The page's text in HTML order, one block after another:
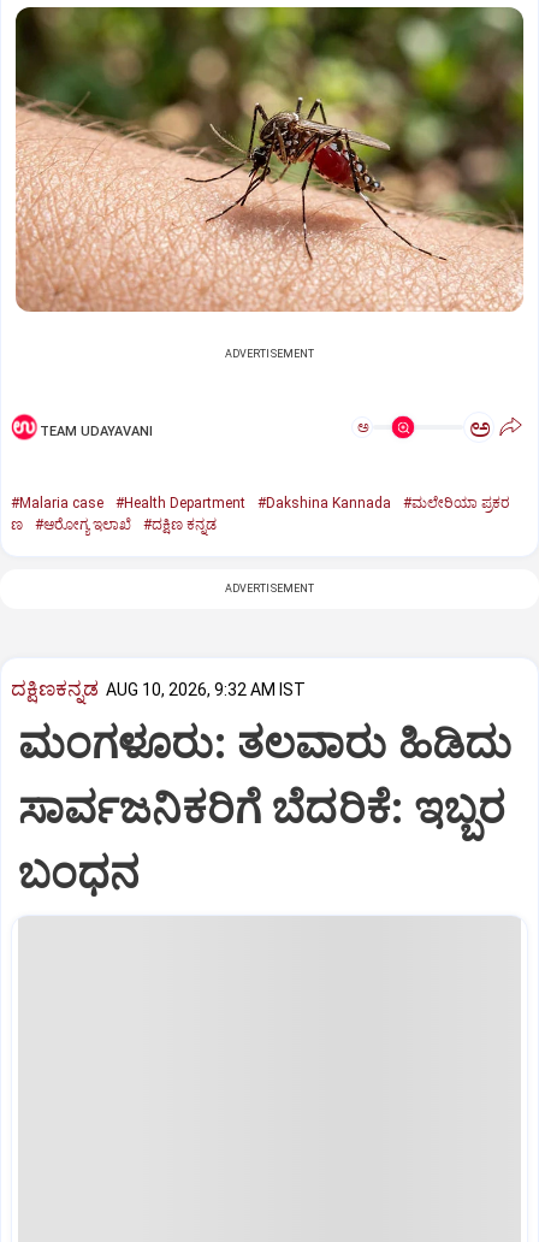
ADVERTISEMENT
TEAM UDAYAVANI ಅ ಅ
#Malaria case #Health Department #Dakshina Kannada
#ಮಲೇರಿಯಾ ಪ್ರಕರ
ಣ
#ಆರೋಗ್ಯ ಇಲಾಖೆ #ದಕ್ಷಿಣ ಕನ್ನಡ
ADVERTISEMENT
ದಕ್ಷಿಣಕನ್ನಡ AUG 10, 2026, 9:32 AM IST
ಮಂಗಳೂರು: ತಲವಾರು ಹಿಡಿದು
ಸಾರ್ವಜನಿಕರಿಗೆ ಬೆದರಿಕೆ: ಇಬ್ಬರ
ಬಂಧನ